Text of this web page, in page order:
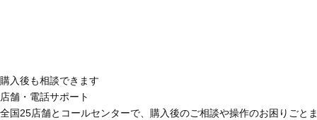
購入後も相談できます
店舗・電話サポート
全国25店舗とコールセンターで、購入後のご相談や操作のお困りごと